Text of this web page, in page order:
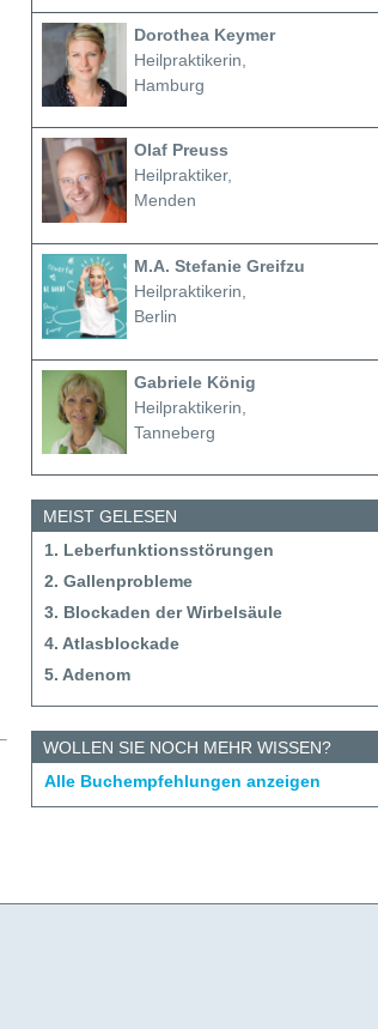
Dorothea Keymer
Heilpraktikerin,
Hamburg
Olaf Preuss
Heilpraktiker,
Menden
M.A. Stefanie Greifzu
Heilpraktikerin,
Berlin
Gabriele König
Heilpraktikerin,
Tanneberg
MEIST GELESEN
1. Leberfunktionsstörungen
2. Gallenprobleme
3. Blockaden der Wirbelsäule
4. Atlasblockade
5. Adenom
WOLLEN SIE NOCH MEHR WISSEN?
Alle Buchempfehlungen anzeigen